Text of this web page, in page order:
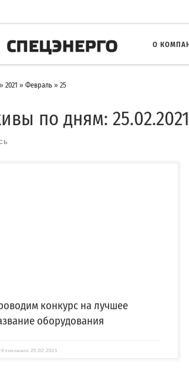
О
» 2021 » Февраль » 25
по дням: 25.02.2021
конкурс на лучшее
оборудования
25.02.2021